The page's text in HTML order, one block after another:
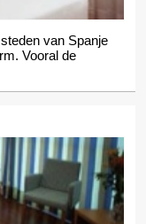
van Spanje
Vooral de